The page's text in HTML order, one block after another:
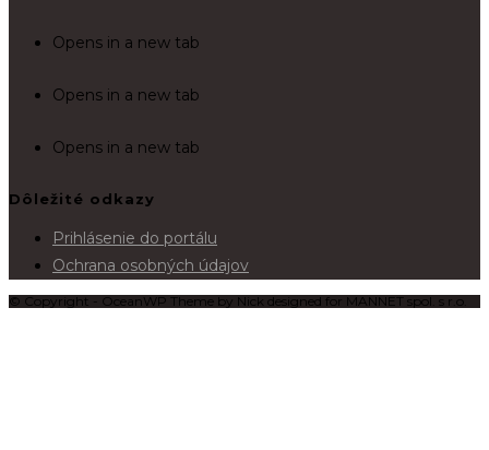
Opens in a new tab
Opens in a new tab
Opens in a new tab
Dôležité odkazy
Prihlásenie do portálu
Ochrana osobných údajov
© Copyright - OceanWP Theme by Nick designed for MANNET spol. s r.o.